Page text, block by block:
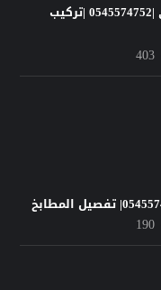
شركة تركيب كربستون في ابوظبي |0545574752 |تركيب
403
190